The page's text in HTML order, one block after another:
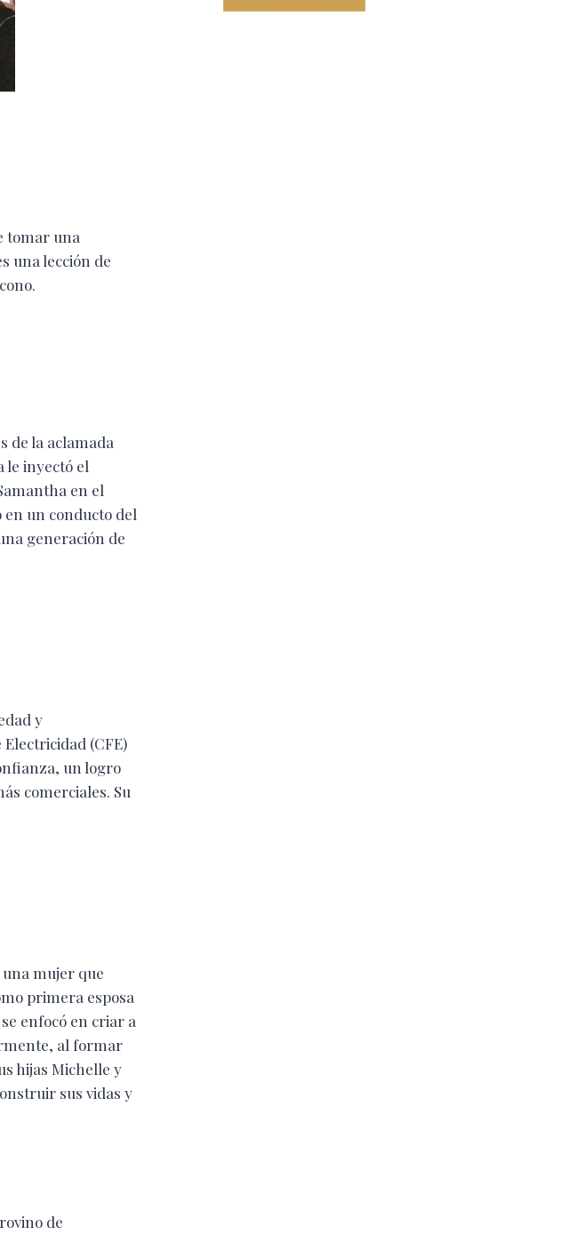
tomar una
una lección de
de la aclamada
le inyectó el
en el
en un conducto del
generación de
y
(CFE)
un logro
comerciales. Su
mujer que
primera esposa
enfocó en criar a
al formar
hijas Michelle y
sus vidas y
de